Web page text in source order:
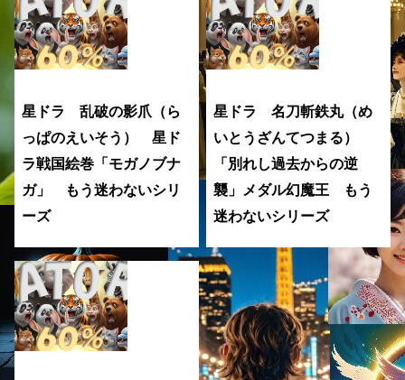
星ドラ 乱破の影爪（ら
っぱのえいそう） 星ド
ラ戦国絵巻「モガノブナ
ガ」 もう迷わないシリ
ーズ
星ドラ 名刀斬鉄丸（め
いとうざんてつまる）
「別れし過去からの逆
襲」メダル幻魔王 もう
迷わないシリーズ